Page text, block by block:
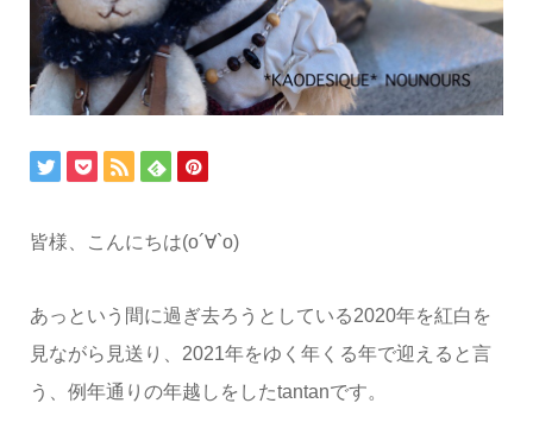
皆様、こんにちは(о´∀`о)
あっという間に過ぎ去ろうとしている2020年を紅白を
見ながら見送り、2021年をゆく年くる年で迎えると言
う、例年通りの年越しをしたtantanです。